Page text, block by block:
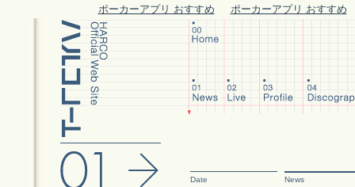
ポーカーアプリ おすすめ ポーカーアプリ おすすめ
Date News